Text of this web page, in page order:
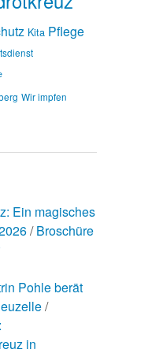
Kita Pflege
Wir impfen
Ein magisches
Broschüre
Pohle berät
in